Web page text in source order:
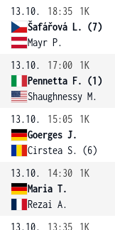
13.10.
18:35
1K
Šafářová L. (7)
Mayr P.
13.10.
17:00
1K
Pennetta F. (1)
Shaughnessy M.
13.10.
15:05
1K
Goerges J.
Cirstea S. (6)
13.10.
14:30
1K
Maria T.
Rezai A.
13.10.
13:35 1K